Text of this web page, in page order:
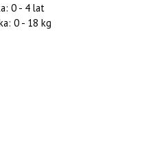
0 - 4 lat
0 - 18 kg